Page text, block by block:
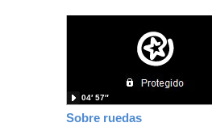
Sobre ruedas
04′ 57″